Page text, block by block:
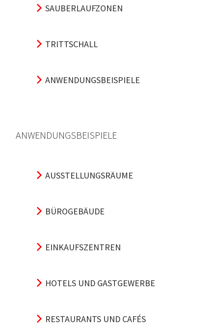
SAUBERLAUFZONEN
TRITTSCHALL
ANWENDUNGSBEISPIELE
ANWENDUNGSBEISPIELE
AUSSTELLUNGSRÄUME
BÜROGEBÄUDE
EINKAUFSZENTREN
HOTELS UND GASTGEWERBE
RESTAURANTS UND CAFÉS